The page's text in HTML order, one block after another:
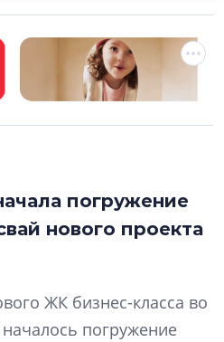
погружение
нового проекта
ЖК бизнес-класса во
погружение